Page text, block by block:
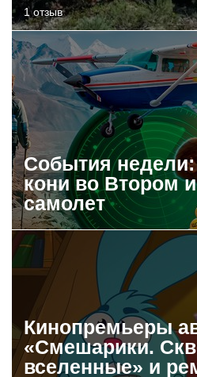
1 отзыв
События
кони во Втором
самолет
Кинопремьеры
«Смешарики.
вселенные» и